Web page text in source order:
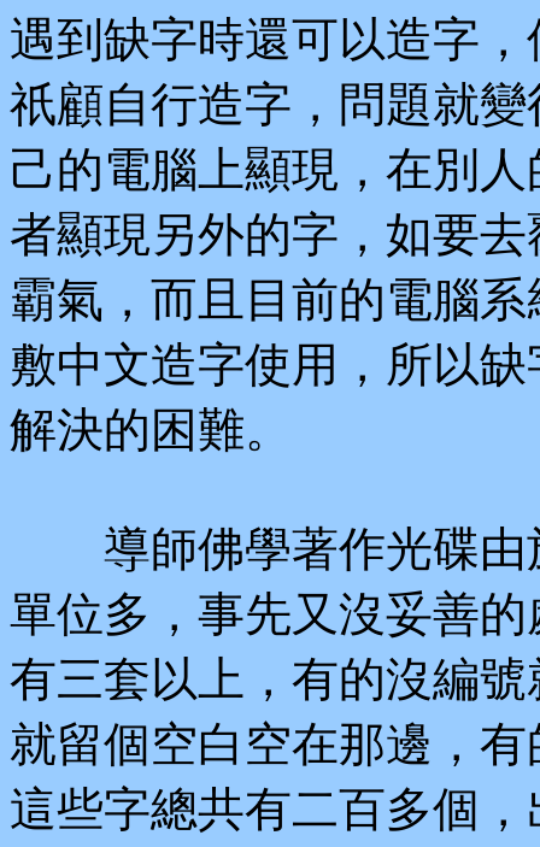
遇到缺字時還可以造字
祇顧自行造字，問題就
己的電腦上顯現，在別
者顯現另外的字，如要
霸氣，而且目前的電腦
敷中文造字使用，所以
解決的困難。
導師佛學著作光碟由
單位多，事先又沒妥善
有三套以上，有的沒編
就留個空白空在那邊，
這些字總共有二百多個